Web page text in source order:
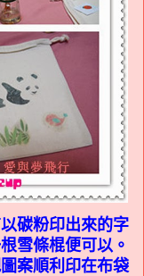
碳粉印出來的字
雪條棍便可以。
案順利印在布袋